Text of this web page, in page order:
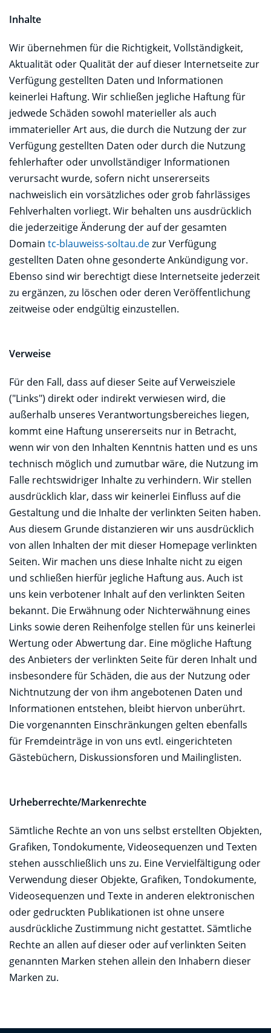
Inhalte
Wir übernehmen für die Richtigkeit, Vollständigkeit,
Aktualität oder Qualität der auf dieser Internetseite zur
Verfügung gestellten Daten und Informationen
keinerlei Haftung. Wir schließen jegliche Haftung für
jedwede Schäden sowohl materieller als auch
immaterieller Art aus, die durch die Nutzung der zur
Verfügung gestellten Daten oder durch die Nutzung
fehlerhafter oder unvollständiger Informationen
verursacht wurde, sofern nicht unsererseits
nachweislich ein vorsätzliches oder grob fahrlässiges
Fehlverhalten vorliegt. Wir behalten uns ausdrücklich
die jederzeitige Änderung der auf der gesamten
Domain tc-blauweiss-soltau.dezur Verfügung
gestellten Daten ohne gesonderte Ankündigung vor.
Ebenso sind wir berechtigt diese Internetseite jederzeit
zu ergänzen, zu löschen oder deren Veröffentlichung
zeitweise oder endgültig einzustellen.
Verweise
Für den Fall, dass auf dieser Seite auf Verweisziele
("Links") direkt oder indirekt verwiesen wird, die
außerhalb unseres Verantwortungsbereiches liegen,
kommt eine Haftung unsererseits nur in Betracht,
wenn wir von den Inhalten Kenntnis hatten und es uns
technisch möglich und zumutbar wäre, die Nutzung im
Falle rechtswidriger Inhalte zu verhindern. Wir stellen
ausdrücklich klar, dass wir keinerlei Einfluss auf die
Gestaltung und die Inhalte der verlinkten Seiten haben.
Aus diesem Grunde distanzieren wir uns ausdrücklich
von allen Inhalten der mit dieser Homepage verlinkten
Seiten. Wir machen uns diese Inhalte nicht zu eigen
und schließen hierfür jegliche Haftung aus. Auch ist
uns kein verbotener Inhalt auf den verlinkten Seiten
bekannt. Die Erwähnung oder Nichterwähnung eines
Links sowie deren Reihenfolge stellen für uns keinerlei
Wertung oder Abwertung dar. Eine mögliche Haftung
des Anbieters der verlinkten Seite für deren Inhalt und
insbesondere für Schäden, die aus der Nutzung oder
Nichtnutzung der von ihm angebotenen Daten und
Informationen entstehen, bleibt hiervon unberührt.
Die vorgenannten Einschränkungen gelten ebenfalls
für Fremdeinträge in von uns evtl. eingerichteten
Gästebüchern, Diskussionsforen und Mailinglisten.
Urheberrechte/Markenrechte
Sämtliche Rechte an von uns selbst erstellten Objekten,
Grafiken, Tondokumente, Videosequenzen und Texten
stehen ausschließlich uns zu. Eine Vervielfältigung oder
Verwendung dieser Objekte, Grafiken, Tondokumente,
Videosequenzen und Texte in anderen elektronischen
oder gedruckten Publikationen ist ohne unsere
ausdrückliche Zustimmung nicht gestattet. Sämtliche
Rechte an allen auf dieser oder auf verlinkten Seiten
genannten Marken stehen allein den Inhabern dieser
Marken zu.